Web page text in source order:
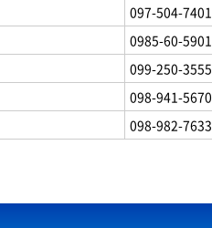
097-504-7401
0985-60-5901
099-250-3555
098-941-5670
098-982-7633